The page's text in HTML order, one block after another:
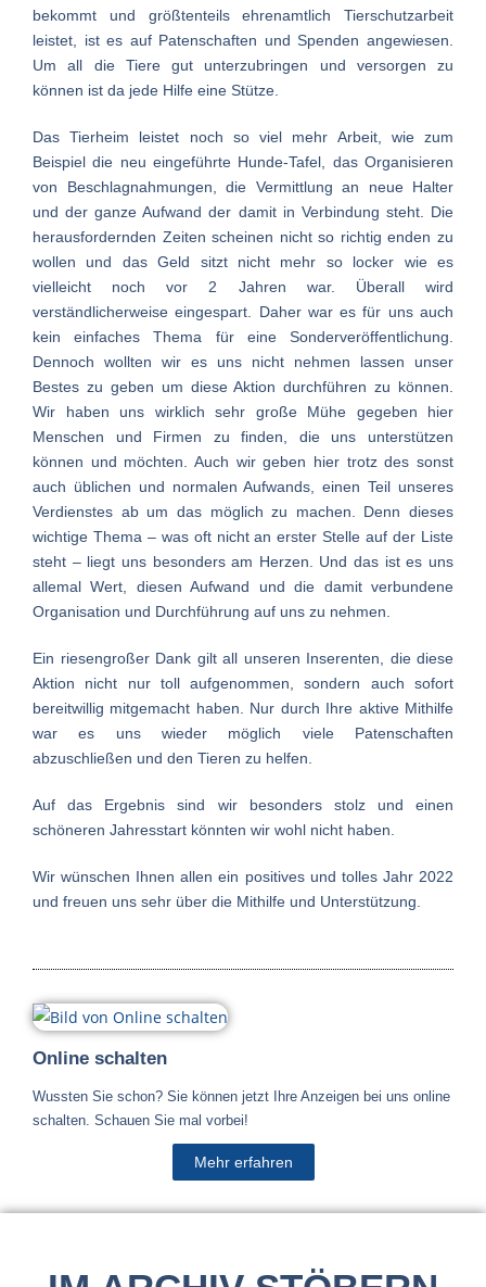
Online schalten
Wussten Sie schon? Sie können jetzt Ihre Anzeigen bei uns online
schalten. Schauen Sie mal vorbei!
Mehr erfahren
bekommt und größtenteils ehrenamtlich Tierschutzarbeit
leistet, ist es auf Patenschaften und Spenden angewiesen.
Um all die Tiere gut unterzubringen und versorgen zu
können ist da jede Hilfe eine Stütze.
Das Tierheim leistet noch so viel mehr Arbeit, wie zum
Beispiel die neu eingeführte Hunde-Tafel, das Organisieren
von Beschlagnahmungen, die Vermittlung an neue Halter
und der ganze Aufwand der damit in Verbindung steht. Die
herausfordernden Zeiten scheinen nicht so richtig enden zu
wollen und das Geld sitzt nicht mehr so locker wie es
vielleicht noch vor 2 Jahren war. Überall wird
verständlicherweise eingespart. Daher war es für uns auch
kein einfaches Thema für eine Sonderveröffentlichung.
Dennoch wollten wir es uns nicht nehmen lassen unser
Bestes zu geben um diese Aktion durchführen zu können.
Wir haben uns wirklich sehr große Mühe gegeben hier
Menschen und Firmen zu finden, die uns unterstützen
können und möchten. Auch wir geben hier trotz des sonst
auch üblichen und normalen Aufwands, einen Teil unseres
Verdienstes ab um das möglich zu machen. Denn dieses
wichtige Thema – was oft nicht an erster Stelle auf der Liste
steht – liegt uns besonders am Herzen. Und das ist es uns
allemal Wert, diesen Aufwand und die damit verbundene
Organisation und Durchführung auf uns zu nehmen.
Ein riesengroßer Dank gilt all unseren Inserenten, die diese
Aktion nicht nur toll aufgenommen, sondern auch sofort
bereitwillig mitgemacht haben. Nur durch Ihre aktive Mithilfe
war es uns wieder möglich viele Patenschaften
abzuschließen und den Tieren zu helfen.
Auf das Ergebnis sind wir besonders stolz und einen
schöneren Jahresstart könnten wir wohl nicht haben.
Wir wünschen Ihnen allen ein positives und tolles Jahr 2022
und freuen uns sehr über die Mithilfe und Unterstützung.